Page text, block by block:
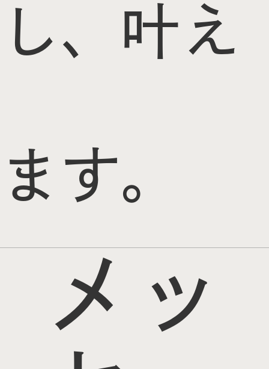
し、叶え
ます。
メッ